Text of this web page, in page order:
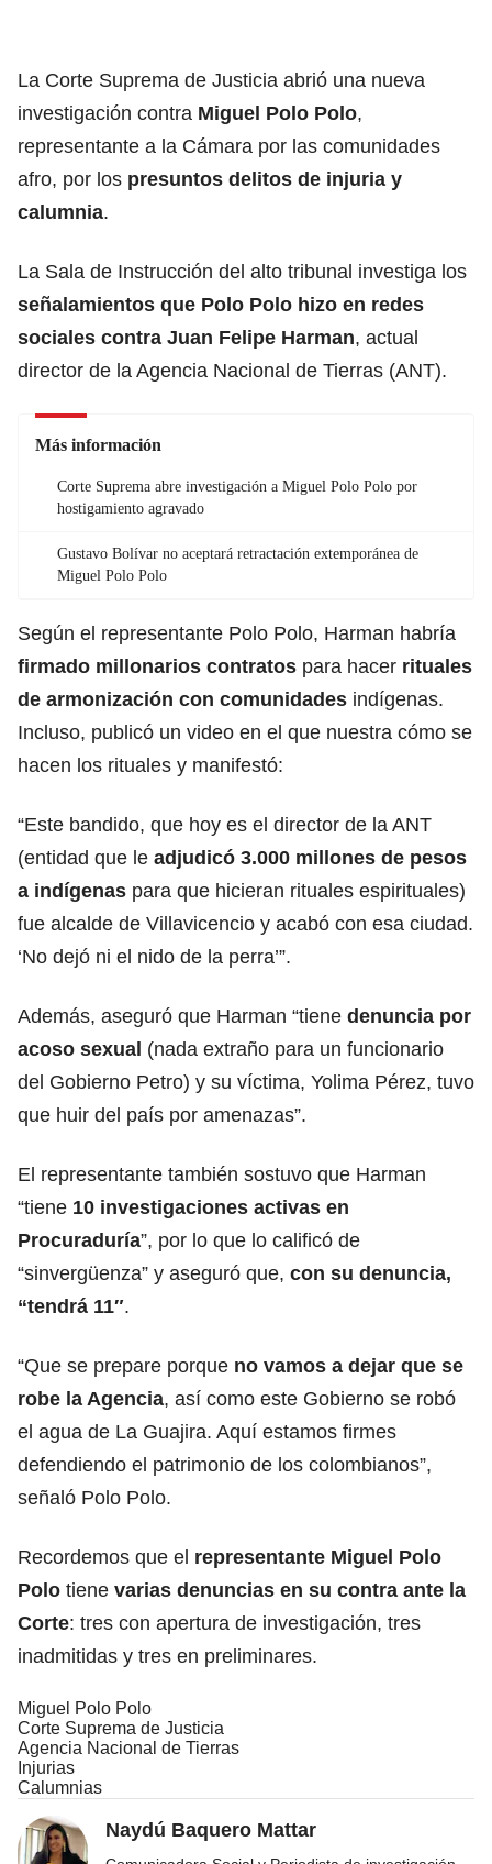
La Corte Suprema de Justicia abrió una nueva
investigación contra Miguel Polo Polo,
representante a la Cámara por las comunidades
afro, por los presuntos delitos de injuria y
calumnia.
La Sala de Instrucción del alto tribunal investiga los
señalamientos que Polo Polo hizo en redes
sociales contra Juan Felipe Harman, actual
director de la Agencia Nacional de Tierras (ANT).
Más información
Corte Suprema abre investigación a Miguel Polo Polo por
hostigamiento agravado
Gustavo Bolívar no aceptará retractación extemporánea de
Miguel Polo Polo
Según el representante Polo Polo, Harman habría
firmado millonarios contratos para hacer rituales
de armonización con comunidades indígenas.
Incluso, publicó un video en el que nuestra cómo se
hacen los rituales y manifestó:
“Este bandido, que hoy es el director de la ANT
(entidad que le adjudicó 3.000 millones de pesos
a indígenas para que hicieran rituales espirituales)
fue alcalde de Villavicencio y acabó con esa ciudad.
‘No dejó ni el nido de la perra’”.
Además, aseguró que Harman “tiene denuncia por
acoso sexual (nada extraño para un funcionario
del Gobierno Petro) y su víctima, Yolima Pérez, tuvo
que huir del país por amenazas”.
El representante también sostuvo que Harman
“tiene 10 investigaciones activas en
Procuraduría”, por lo que lo calificó de
“sinvergüenza” y aseguró que, con su denuncia,
“tendrá 11″.
“Que se prepare porque no vamos a dejar que se
robe la Agencia, así como este Gobierno se robó
el agua de La Guajira. Aquí estamos firmes
defendiendo el patrimonio de los colombianos”,
señaló Polo Polo.
Recordemos que el representante Miguel Polo
Polo tiene varias denuncias en su contra ante la
Corte: tres con apertura de investigación, tres
inadmitidas y tres en preliminares.
Miguel Polo Polo
Corte Suprema de Justicia
Agencia Nacional de Tierras
Injurias
Calumnias
Naydú Baquero Mattar